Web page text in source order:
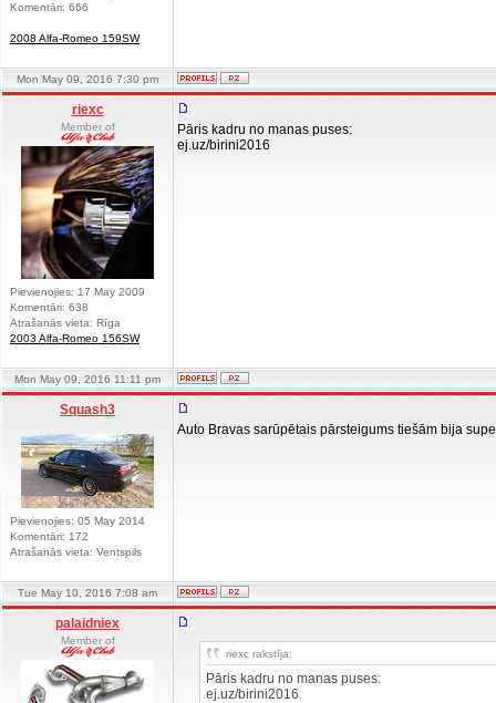
Komentāri: 666
2008 Alfa-Romeo 159SW
Mon May 09, 2016 7:30 pm
riexc
Member of
Pievienojies: 17 May 2009
Komentāri: 638
Atrašanās vieta: Rīga
2003 Alfa-Romeo 156SW
Pāris kadru no manas puses:
ej.uz/birini2016
Mon May 09, 2016 11:11 pm
Squash3
Pievienojies: 05 May 2014
Komentāri: 172
Atrašanās vieta: Ventspils
Auto Bravas sarūpētais pārsteigums tiešām bija
Tue May 10, 2016 7:08 am
palaidniex
Member of
riexc rakstīja:
Pāris kadru no manas puses:
ej.uz/birini2016